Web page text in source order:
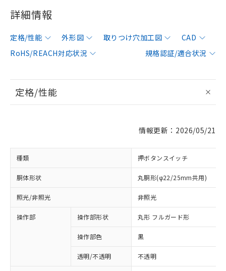
詳細情報
定格/性能 外形図 取りつけ穴加工図
CAD
RoHS/REACH対応状況
規格認証/適合状況
定格/性能
情報更新：2026/05/21
種類 押ボタンスイッチ
胴体形状 丸胴形(φ22/25mm共用)
照光/非照光 非照光
操作部 操作部形状 丸形 フルガード形
操作部色 黒
透明/不透明 不透明